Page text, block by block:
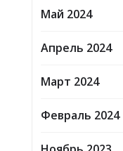
Май 2024
Апрель 2024
Март 2024
Февраль 2024